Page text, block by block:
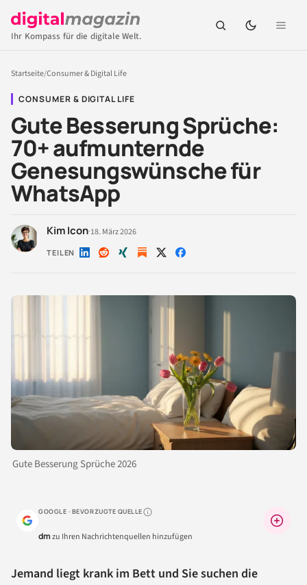
Ihr Kompass für die digitale Welt.
Startseite/Consumer & Digital Life
CONSUMER & DIGITAL LIFE
Gute Besserung Sprüche:
70+ aufmunternde
Genesungswünsche für
WhatsApp
Kim Icon·18. März 2026
TEILEN Auf Auf Auf Auf Auf
Gute Besserung Sprüche 2026
GOOGLE · BEVORZUGTE QUELLEWarum lohnt sich das?
dmzu Ihren Nachrichtenquellen hinzufügen
Jemand liegt krank im Bett und Sie suchen die